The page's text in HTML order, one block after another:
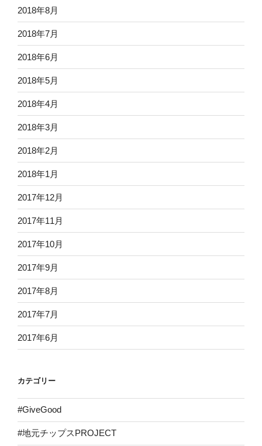
2018年8月
2018年7月
2018年6月
2018年5月
2018年4月
2018年3月
2018年2月
2018年1月
2017年12月
2017年11月
2017年10月
2017年9月
2017年8月
2017年7月
2017年6月
カテゴリー
#GiveGood
#地元チップスPROJECT